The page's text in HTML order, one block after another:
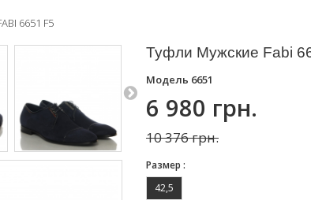
6651 F5
Туфли Мужские Fabi
Модель 6651
6 980 грн.
10 376 грн.
Размер :
42,5